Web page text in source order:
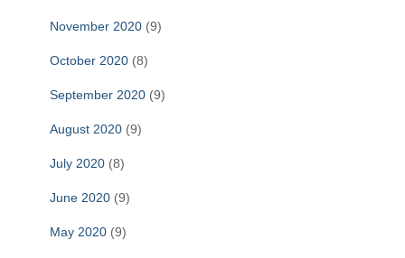
November 2020 (9)
October 2020 (8)
September 2020 (9)
August 2020 (9)
July 2020 (8)
June 2020 (9)
May 2020 (9)